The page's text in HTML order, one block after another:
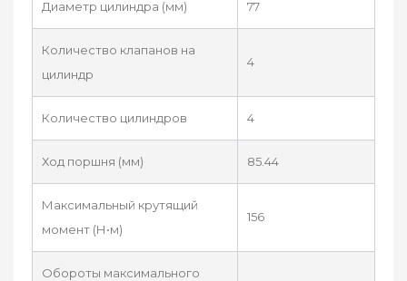
Диаметр цилиндра (мм) 77
Количество клапанов на
цилиндр
4
Количество цилиндров 4
Ход поршня (мм) 85.44
Максимальный крутящий
момент (Н•м)
156
Обороты максимального